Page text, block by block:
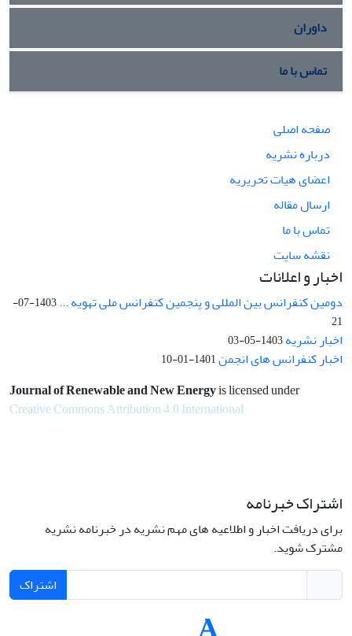
داوران
تماس با ما
صفحه اصلی
درباره نشریه
اعضای هیات تحریریه
ارسال مقاله
تماس با ما
نقشه سایت
اخبار و اعلانات
دومین کنفرانس بین المللی و پنجمین کنفرانس ملی تهویه ...
1403-07-
21
اخبار نشریه1403-05-03
اخبار کنفرانس های انجمن1401-01-10
Journal of Renewable and New Energyis licensed under
Creative Commons Attribution 4.0 International
اشتراک خبرنامه
برای دریافت اخبار و اطلاعیه های مهم نشریه در خبرنامه نشریه
مشترک شوید.
اشتراک